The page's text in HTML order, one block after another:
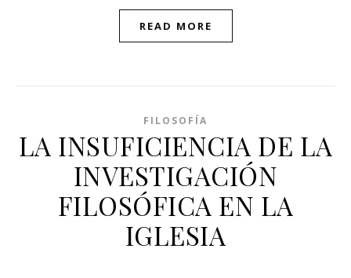
READ MORE
FILOSOFÍA
LA INSUFICIENCIA DE LA
INVESTIGACIÓN
FILOSÓFICA EN LA
IGLESIA